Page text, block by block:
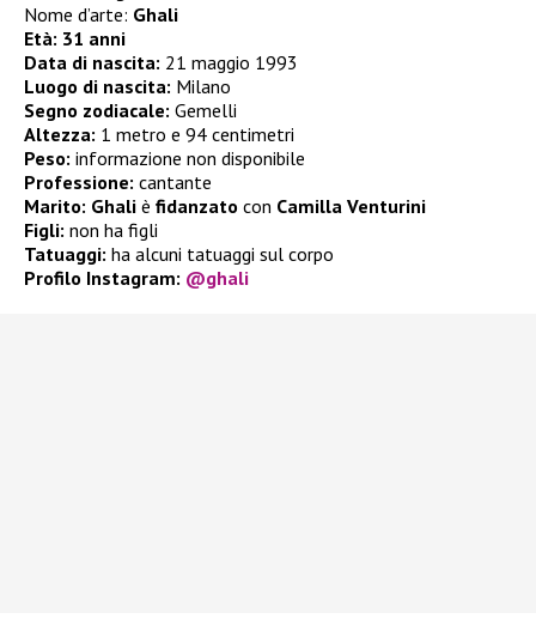
Nome d’arte: Ghali
Età: 31 anni
Data di nascita: 21 maggio 1993
Luogo di nascita: Milano
Segno zodiacale: Gemelli
Altezza: 1 metro e 94 centimetri
Peso: informazione non disponibile
Professione: cantante
Marito: Ghali è fidanzato con Camilla Venturini
Figli: non ha figli
Tatuaggi: ha alcuni tatuaggi sul corpo
Profilo Instagram: @ghali